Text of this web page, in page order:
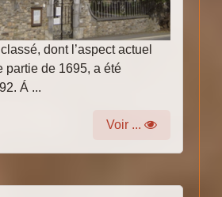
dont l’aspect actuel
partie de 1695, a été
Á ...
Voir ...